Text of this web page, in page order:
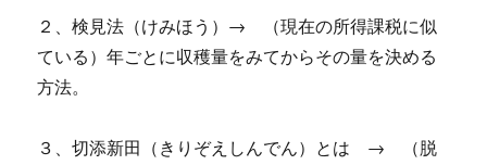
２、検見法（けみほう）→ （現在の所得課税に似
ている）年ごとに収穫量をみてからその量を決める
方法。
３、切添新田（きりぞえしんでん）とは → （脱